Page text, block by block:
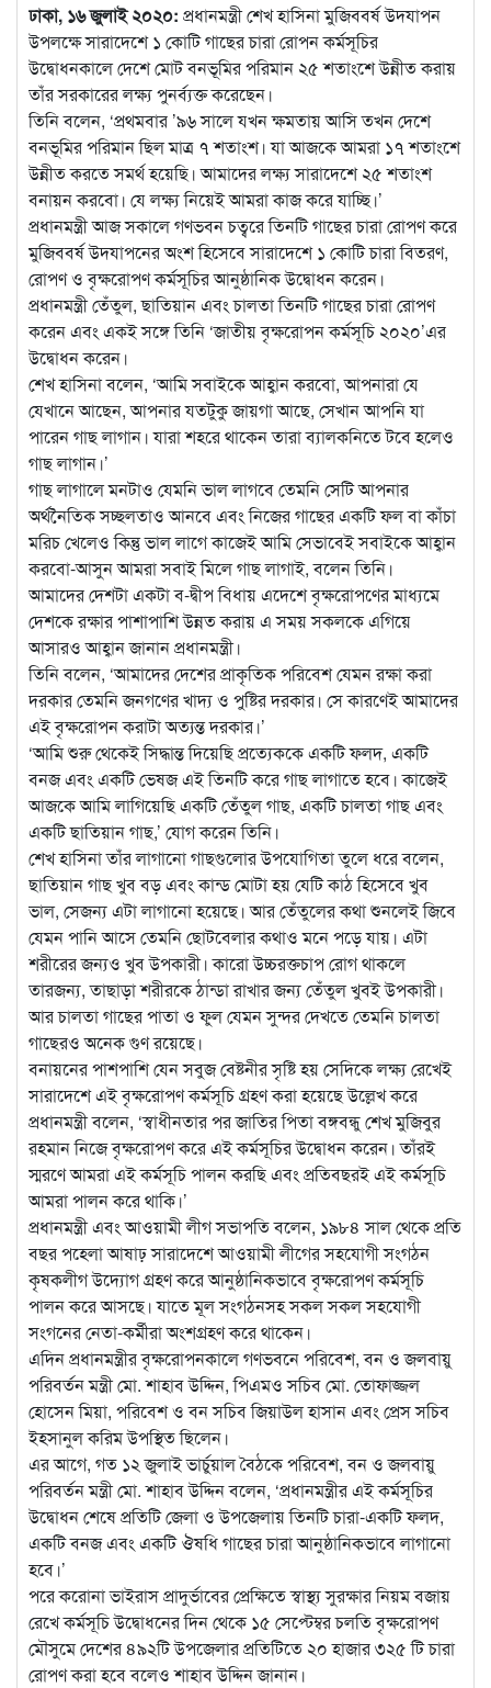
ঢাকা, ১৬ জুলাই ২০২০: প্রধানমন্ত্রী শেখ হাসিনা মুজিববর্ষ উদযাপন
উপলক্ষে সারাদেশে ১ কোটি গাছের চারা রোপন কর্মসূচির
উদ্বোধনকালে দেশে মোট বনভূমির পরিমান ২৫ শতাংশে উন্নীত করায়
তাঁরসরকারের লক্ষ্য পুনর্ব্যক্ত করেছেন।
তিনি বলেন, ‘প্রথমবার ’৯৬ সালে যখন ক্ষমতায় আসি তখন দেশে
বনভূমির পরিমান ছিল মাত্র ৭ শতাংশ। যা আজকে আমরা ১৭ শতাংশে
উন্নীত করতে সমর্থ হয়েছি। আমাদের লক্ষ্য সারাদেশে ২৫ শতাংশ
বনায়ন করবো। যে লক্ষ্য নিয়েই আমরা কাজ করে যাচ্ছি।’
প্রধানমন্ত্রী আজ সকালে গণভবন চত্বরে তিনটি গাছের চারা রোপণ করে
মুজিববর্ষ উদযাপনের অংশ হিসেবে সারাদেশে ১ কোটি চারা বিতরণ,
রোপণ ও বৃক্ষরোপণ কর্মসূচির আনুষ্ঠানিক উদ্বোধন করেন।
প্রধানমন্ত্রী তেঁতুল, ছাতিয়ান এবং চালতা তিনটি গাছের চারা রোপণ
করেন এবং একই সঙ্গে তিনি ‘জাতীয় বৃক্ষরোপন কর্মসূচি ২০২০’এর
উদ্বোধন করেন।
শেখ হাসিনা বলেন, ‘আমি সবাইকে আহ্বান করবো, আপনারা যে
যেখানে আছেন, আপনার যতটুকু জায়গা আছে, সেখান আপনি যা
পারেন গাছ লাগান। যারা শহরে থাকেন তারা ব্যালকনিতে টবে হলেও
গাছ লাগান।’
গাছ লাগালে মনটাও যেমনি ভাল লাগবে তেমনি সেটি আপনার
অর্থনৈতিক সচ্ছলতাও আনবে এবং নিজের গাছের একটি ফল বা কাঁচা
মরিচ খেলেও কিন্তু ভাল লাগে কাজেই আমি সেভাবেই সবাইকে আহ্বান
করবো-আসুন আমরা সবাই মিলে গাছ লাগাই, বলেন তিনি।
আমাদের দেশটা একটা ব-দ্বীপ বিধায় এদেশে বৃক্ষরোপণের মাধ্যমে
দেশকে রক্ষার পাশাপাশি উন্নত করায় এ সময় সকলকে এগিয়ে
আসারও আহ্বান জানান প্রধানমন্ত্রী।
তিনি বলেন, ‘আমাদের দেশের প্রাকৃতিক পরিবেশ যেমন রক্ষা করা
দরকার তেমনি জনগণের খাদ্য ও পুষ্টির দরকার। সে কারণেই আমাদের
এই বৃক্ষরোপন করাটা অত্যন্ত দরকার।’
‘আমি শুরু থেকেই সিদ্ধান্ত দিয়েছি প্রত্যেককে একটি ফলদ, একটি
বনজ এবং একটি ভেষজ এই তিনটি করে গাছ লাগাতে হবে। কাজেই
আজকে আমি লাগিয়েছি একটি তেঁতুল গাছ, একটি চালতা গাছ এবং
একটি ছাতিয়ান গাছ,’ যোগ করেন তিনি।
শেখ হাসিনা তাঁর লাগানো গাছগুলোর উপযোগিতা তুলে ধরে বলেন,
ছাতিয়ান গাছ খুব বড় এবং কান্ড মোটা হয় যেটি কাঠ হিসেবে খুব
ভাল, সেজন্য এটা লাগানো হয়েছে। আর তেঁতুলের কথা শুনলেই জিবে
যেমন পানি আসে তেমনি ছোটবেলার কথাও মনে পড়ে যায়। এটা
শরীরের জন্যও খুব উপকারী। কারো উচ্চরক্তচাপ রোগ থাকলে
তারজন্য, তাছাড়া শরীরকে ঠান্ডা রাখার জন্য তেঁতুল খুবই উপকারী।
আর চালতা গাছের পাতা ও ফুল যেমন সুন্দর দেখতে তেমনি চালতা
গাছেরও অনেক গুণ রয়েছে।
বনায়নের পাশপাশি যেন সবুজ বেষ্টনীর সৃষ্টি হয় সেদিকে লক্ষ্য রেখেই
সারাদেশে এই বৃক্ষরোপণ কর্মসূচি গ্রহণ করা হয়েছে উল্লেখ করে
প্রধানমন্ত্রী বলেন, ‘স্বাধীনতার পর জাতির পিতা বঙ্গবন্ধু শেখ মুজিবুর
রহমান নিজে বৃক্ষরোপণ করে এই কর্মসূচির উদ্বোধন করেন। তাঁরই
স্মরণে আমরা এই কর্মসূচি পালন করছি এবং প্রতিবছরই এই কর্মসূচি
আমরা পালন করে থাকি।’
প্রধানমন্ত্রী এবং আওয়ামী লীগ সভাপতি বলেন, ১৯৮৪ সাল থেকে প্রতি
বছর পহেলা আষাঢ় সারাদেশে আওয়ামী লীগের সহযোগী সংগঠন
কৃষকলীগ উদ্যোগ গ্রহণ করে আনুষ্ঠানিকভাবে বৃক্ষরোপণ কর্মসূচি
পালন করে আসছে। যাতে মূল সংগঠনসহ সকল সকল সহযোগী
সংগনের নেতা-কর্মীরা অংশগ্রহণ করে থাকেন।
এদিন প্রধানমন্ত্রীর বৃক্ষরোপনকালে গণভবনে পরিবেশ, বন ও জলবায়ু
পরিবর্তন মন্ত্রী মো. শাহাব উদ্দিন, পিএমও সচিব মো. তোফাজ্জল
হোসেন মিয়া, পরিবেশ ও বন সচিব জিয়াউল হাসান এবং প্রেস সচিব
ইহসানুল করিম উপস্থিত ছিলেন।
এর আগে, গত ১২ জুলাই ভার্চুয়াল বৈঠকে পরিবেশ, বন ও জলবায়ু
পরিবর্তন মন্ত্রী মো. শাহাব উদ্দিন বলেন, ‘প্রধানমন্ত্রীর এই কর্মসূচির
উদ্বোধন শেষে প্রতিটি জেলা ও উপজেলায় তিনটি চারা-একটি ফলদ,
একটি বনজ এবং একটি ঔষধি গাছের চারা আনুষ্ঠানিকভাবে লাগানো
হবে।’
পরে করোনা ভাইরাস প্রাদুর্ভাবের প্রেক্ষিতে স্বাস্থ্য সুরক্ষার নিয়ম বজায়
রেখে কর্মসূচি উদ্বোধনের দিন থেকে ১৫ সেপ্টেম্বর চলতি বৃক্ষরোপণ
মৌসুমে দেশের ৪৯২টি উপজেলার প্রতিটিতে ২০ হাজার ৩২৫ টি চারা
রোপণ করা হবে বলেও শাহাব উদ্দিন জানান।